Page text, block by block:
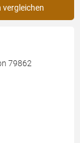
79862